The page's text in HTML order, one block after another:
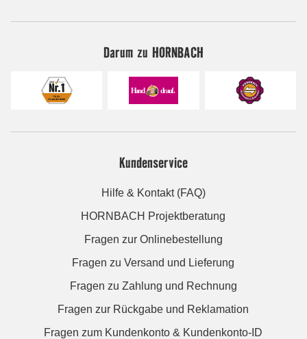
Darum zu HORNBACH
Kundenservice
Hilfe & Kontakt (FAQ)
HORNBACH Projektberatung
Fragen zur Onlinebestellung
Fragen zu Versand und Lieferung
Fragen zu Zahlung und Rechnung
Fragen zur Rückgabe und Reklamation
Fragen zum Kundenkonto & Kundenkonto-ID